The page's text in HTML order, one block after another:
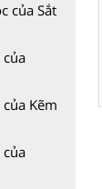
của Sắt
Kẽm